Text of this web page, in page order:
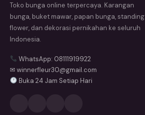
Toko bunga online terpercaya. Karangan
bunga, buket mawar, papan bunga, standing
flower, dan dekorasi pernikahan ke seluruh
Indonesia.
WhatsApp: 08111919922
✉ winnerfleur30@gmail.com
Buka 24 Jam Setiap Hari